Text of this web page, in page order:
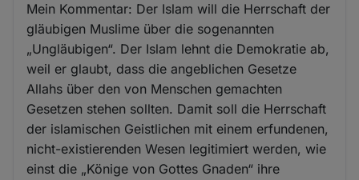
Mein Kommentar: Der Islam will die Herrschaft der
gläubigen Muslime über die sogenannten
„Ungläubigen“. Der Islam lehnt die Demokratie ab,
weil er glaubt, dass die angeblichen Gesetze
Allahs über den von Menschen gemachten
Gesetzen stehen sollten. Damit soll die Herrschaft
der islamischen Geistlichen mit einem erfundenen,
nicht-existierenden Wesen legitimiert werden, wie
einst die „Könige von Gottes Gnaden“ ihre